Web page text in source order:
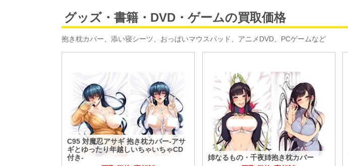
グッズ・書籍・DVD・ゲームの買取価格
抱き枕カバー、添い寝シーツ、おっぱいマウスパッド、アニメDVD、PCゲームなど
C95 対魔忍アサギ 抱き枕カバー-アサ
ギとゆったり年越しいちゃいちゃCD
付き-
姉なるもの・千夜姉抱き枕カバー